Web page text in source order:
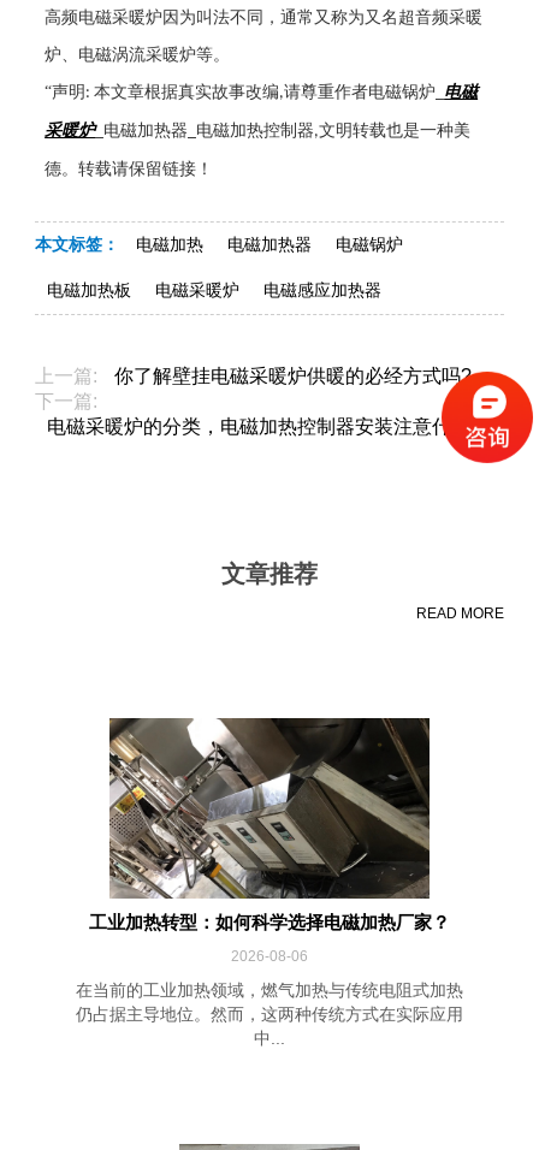
高频电磁采暖炉因为叫法不同，通常又称为又名超音频采暖
炉、电磁涡流采暖炉等。
“声明 :本文章根据真实故事改编,请尊重作者电磁锅炉 电磁
采暖炉_ 电磁加热器 电磁加热控制器,文明转载也是一种美
德。转载请保留链接！
本文标签： 电磁加热 电磁加热器 电磁锅炉
电磁加热板 电磁采暖炉 电磁感应加热器
上一篇:
你了解壁挂电磁采暖炉供暖的必经方式吗?
下一篇:
电磁采暖炉的分类，电磁加热控制器安装注意什么！
文章推荐
READ MORE
工业加热转型：如何科学选择电磁加热厂家？
2026-08-06
在当前的工业加热领域，燃气加热与传统电阻式加热
仍占据主导地位。然而，这两种传统方式在实际应用
中...